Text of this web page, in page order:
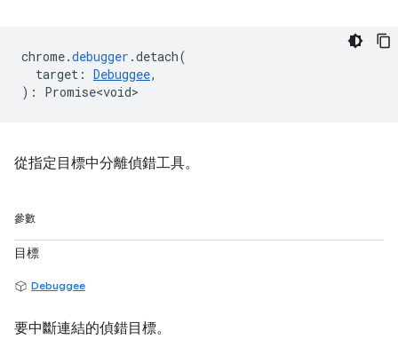
chrome.debugger .detach(
target : Debuggee,
) : Promise<void>
從指定目標中分離偵錯工具。
參數
目標
Debuggee
要中斷連結的偵錯目標。